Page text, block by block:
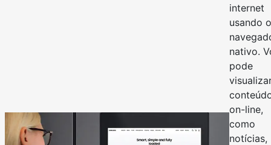
internet
usando o
nativo.
pode
on-line,
como
notícias,